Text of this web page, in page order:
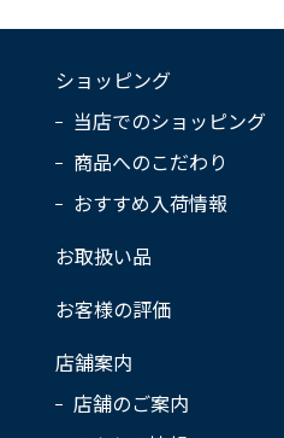
ショッピング
当店でのショッピング
商品へのこだわり
おすすめ入荷情報
お取扱い品
お客様の評価
店舗案内
店舗のご案内